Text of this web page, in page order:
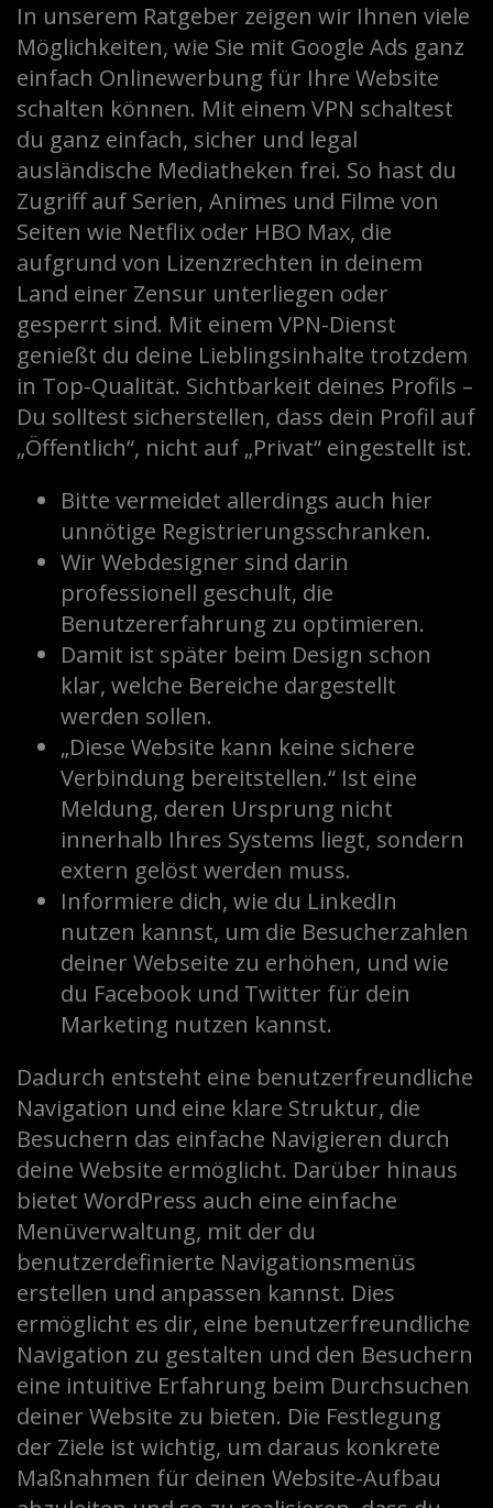
In unserem Ratgeber zeigen wir Ihnen viele
Möglichkeiten, wie Sie mit Google Ads ganz
einfach Onlinewerbung für Ihre Website
schalten können. Mit einem VPN schaltest
du ganz einfach, sicher und legal
ausländische Mediatheken frei. So hast du
Zugriff auf Serien, Animes und Filme von
Seiten wie Netflix oder HBO Max, die
aufgrund von Lizenzrechten in deinem
Land einer Zensur unterliegen oder
gesperrt sind. Mit einem VPN-Dienst
genießt du deine Lieblingsinhalte trotzdem
in Top-Qualität. Sichtbarkeit deines Profils –
Du solltest sicherstellen, dass dein Profil auf
„Öffentlich“, nicht auf „Privat“ eingestellt ist.
Bitte vermeidet allerdings auch hier
unnötige Registrierungsschranken.
Wir Webdesigner sind darin
professionell geschult, die
Benutzererfahrung zu optimieren.
Damit ist später beim Design schon
klar, welche Bereiche dargestellt
werden sollen.
„Diese Website kann keine sichere
Verbindung bereitstellen.“ Ist eine
Meldung, deren Ursprung nicht
innerhalb Ihres Systems liegt, sondern
extern gelöst werden muss.
Informiere dich, wie du LinkedIn
nutzen kannst, um die Besucherzahlen
deiner Webseite zu erhöhen, und wie
du Facebook und Twitter für dein
Marketing nutzen kannst.
Dadurch entsteht eine benutzerfreundliche
Navigation und eine klare Struktur, die
Besuchern das einfache Navigieren durch
deine Website ermöglicht. Darüber hinaus
bietet WordPress auch eine einfache
Menüverwaltung, mit der du
benutzerdefinierte Navigationsmenüs
erstellen und anpassen kannst. Dies
ermöglicht es dir, eine benutzerfreundliche
Navigation zu gestalten und den Besuchern
eine intuitive Erfahrung beim Durchsuchen
deiner Website zu bieten. Die Festlegung
der Ziele ist wichtig, um daraus konkrete
Maßnahmen für deinen Website-Aufbau